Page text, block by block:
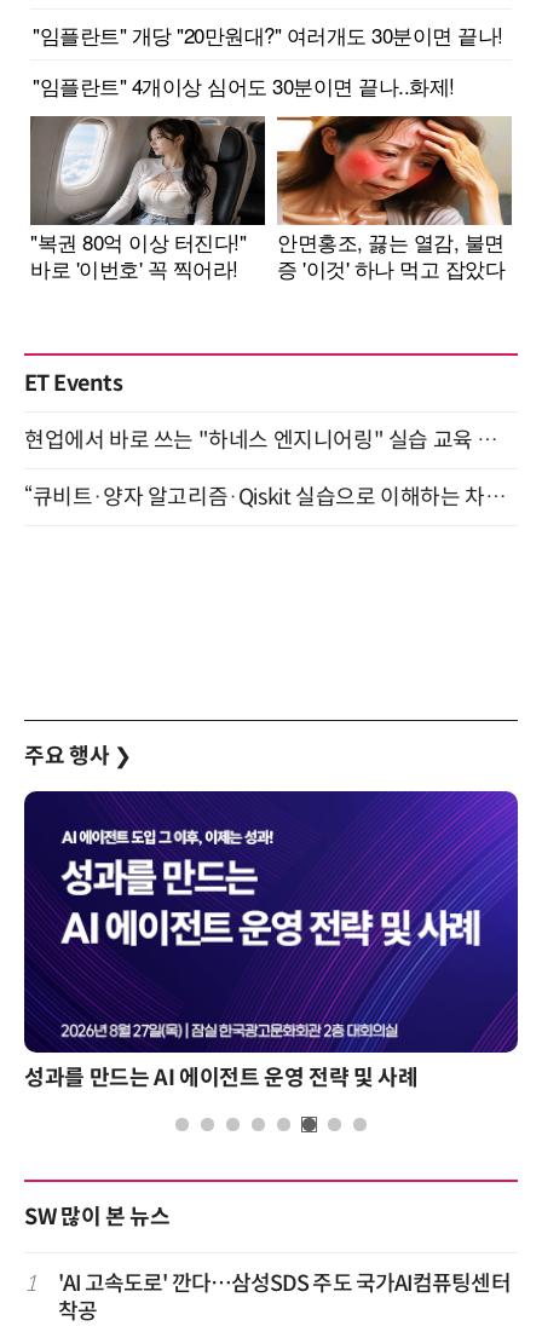
ET Events
현업에서 바로 쓰는 "하네스 엔지니어링" 실습 교육 워크숍 8월 20일 개최
“큐비트·양자 알고리즘·Qiskit 실습으로 이해하는 차세대 컴퓨팅” (8/28)
주요 행사 ❯
성과를 만드는 AI 에이전트 운영 전략 및 사례
SW 많이 본 뉴스
1
'AI 고속도로' 깐다…삼성SDS 주도 국가AI컴퓨팅센터
착공